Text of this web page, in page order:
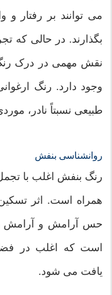
می توانند بر رفتار و
بگذارند. در حالی که
نقش مهمی در درک
وجود دارد. رنگ
طبیعی نسبتاً نادر،
روانشناسی بنفش
رنگ بنفش اغلب با
همراه است. اثر
حس آرامش و آرامش
است که اغلب در
یافت می شود.